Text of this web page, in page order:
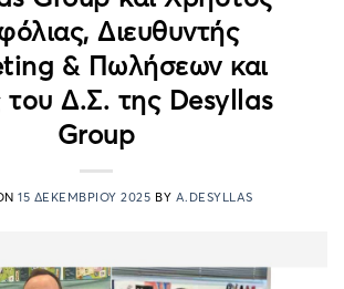
Διευθυντής
& Πωλήσεων και
Δ.Σ. της Desyllas
Group
15 ΔΕΚΕΜΒΡΊΟΥ 2025 BY A.DESYLLAS